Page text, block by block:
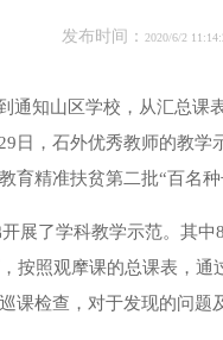
发布时间： 2020/6/2
通知山区学校，从汇总
日，石外优秀教师的教学
精准扶贫第二批“百名
展了学科教学示范。其中
按照观摩课的总课表，通
课检查，对于发现的问